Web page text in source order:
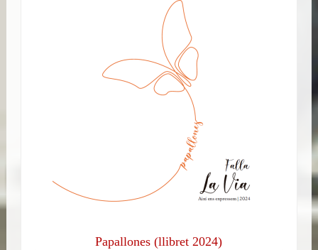
Papallones (llibret 2024)